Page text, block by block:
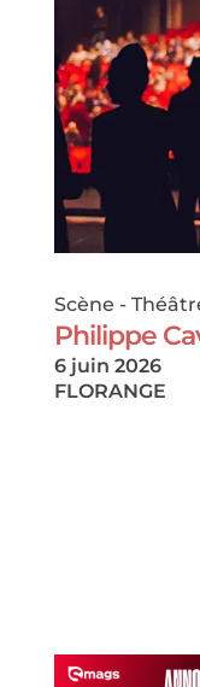
Scène -
Philippe
6 juin 2026
FLORANGE